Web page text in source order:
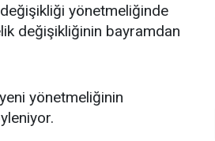
yönetmeliğinde
değişikliğinin bayramdan
yönetmeliğinin